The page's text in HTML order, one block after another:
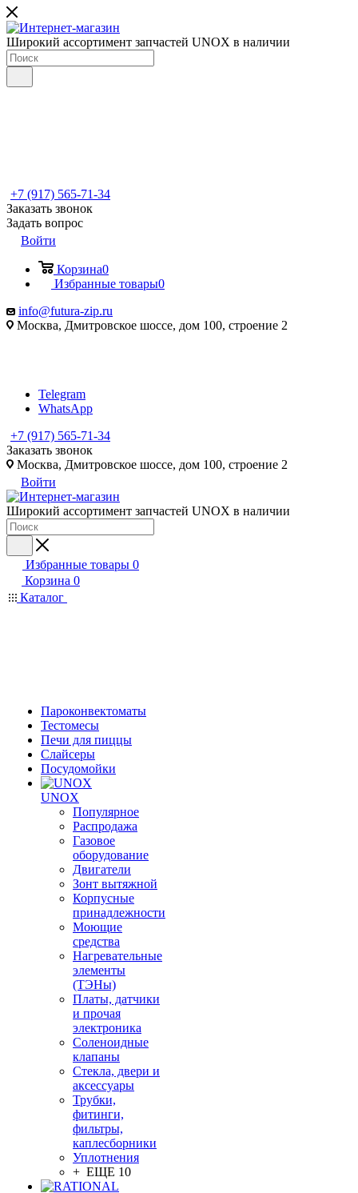
Широкий ассортимент запчастей UNOX в наличии
+7 (917) 565-71-34
Заказать звонок
Задать вопрос
Войти
Корзина0
Избранные товары0
info@futura-zip.ru
Москва, Дмитровское шоссе, дом 100, строение 2
Telegram
WhatsApp
+7 (917) 565-71-34
Заказать звонок
Москва, Дмитровское шоссе, дом 100, строение 2
Войти
Широкий ассортимент запчастей UNOX в наличии
Избранные товары 0
Корзина 0
Каталог
Пароконвектоматы
Тестомесы
Печи для пиццы
Слайсеры
Посудомойки
UNOX
Популярное
Распродажа
Газовое
оборудование
Двигатели
Зонт вытяжной
Корпусные
принадлежности
Моющие
средства
Нагревательные
элементы
(ТЭНы)
Платы, датчики
и прочая
электроника
Соленоидные
клапаны
Стекла, двери и
аксессуары
Трубки,
фитинги,
фильтры,
каплесборники
Уплотнения
+ ЕЩЕ 10